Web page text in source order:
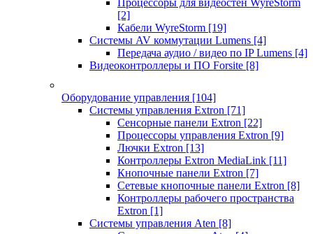
Процессоры для видеостен WyreStorm
[2]
Кабели WyreStorm [19]
Системы AV коммутации Lumens [4]
Передача аудио / видео по IP Lumens [4]
Видеоконтроллеры и ПО Forsite [8]
Оборудование управления [104]
Системы управления Extron [71]
Сенсорные панели Extron [22]
Процессоры управления Extron [9]
Лючки Extron [13]
Контроллеры Extron MediaLink [11]
Кнопочные панели Extron [7]
Сетевые кнопочные панели Extron [8]
Контроллеры рабочего пространства
Extron [1]
Системы управления Aten [8]